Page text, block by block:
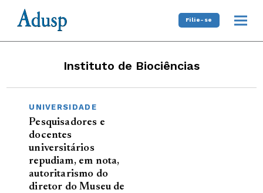
Filie-se
Instituto de Biociências
UNIVERSIDADE
Pesquisadores e
docentes
universitários
repudiam, em nota,
autoritarismo do
diretor do Museu de